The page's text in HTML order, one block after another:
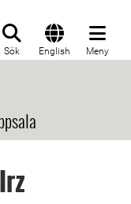
Sök English Meny